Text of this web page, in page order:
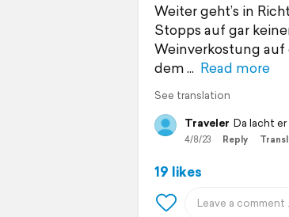
Weiter geht’s in
Stopps auf gar
Weinverkostung
dem
Read more
See translation
Traveler Da lacht
4/8/23 Reply
19 likes